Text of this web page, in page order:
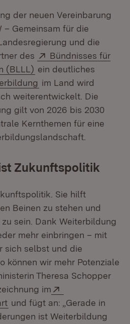
der neuen Vereinbarung
– Gemeinsam für die
und die
des
Extern:
Bündnisses für
(BLLL) (Öffnet in neuem
ein deutliches
(Öffnet in neuem
im Land wird
weiterentwickelt. Die
gilt von 2026 bis 2030
Kernthemen für eine
Zukunftspolitik
Sie hilft
Beinen zu stehen und
sein. Dank Weiterbildung
mehr einbringen – mit
sich selbst und die
können wir mehr Potenziale
Theresa Schopper
im
(Öffnet in neuem Fenster)
und fügt an: „Gerade in
ist Weiterbildung